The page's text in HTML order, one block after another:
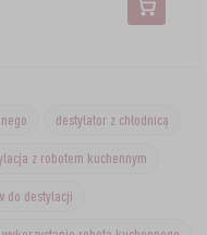
destylator z chłodnicą
z robotem kuchennym
do destylacji